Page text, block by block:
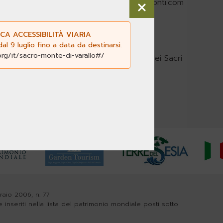
segreteria@pec.sacri-monti.com
dati del Centro di documentazione dei Sacri
2006, n. 77
nella lista del patrimonio mondiale posti sotto
ACCESSIBILITÀ VIARIA
9 luglio fino a data da destinarsi.
it/sacro-monte-di-varallo#/